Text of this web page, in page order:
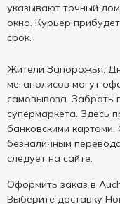
указывают точный
окно. Курьер
срок.
Жители Запорожья,
мегаполисов могут
самовывоза. Забрать
супермаркета. Здесь
банковскими картами.
безналичным
следует на сайте.
Оформить заказ в
Выберите доставку